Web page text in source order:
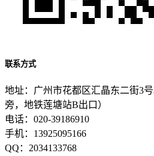
联系方式
地址：广州市花都区汇晶东二街3
旁，地铁莲塘站B出口）
电话：020-39186910
手机：13925095166
QQ：2034133768